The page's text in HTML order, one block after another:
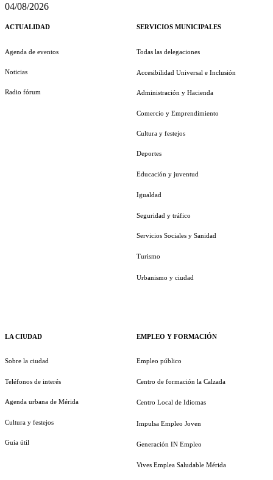
04/08/2026
ACTUALIDAD
Agenda de eventos
Noticias
Radio fórum
LA CIUDAD
Sobre la ciudad
Teléfonos de interés
Agenda urbana de Mérida
Cultura y festejos
Guía útil
SERVICIOS MUNICIPALES
Todas las delegaciones
Accesibilidad Universal e Inclusión
Administración y Hacienda
Comercio y Emprendimiento
Cultura y festejos
Deportes
Educación y juventud
Igualdad
Seguridad y tráfico
Servicios Sociales y Sanidad
Turismo
Urbanismo y ciudad
EMPLEO Y FORMACIÓN
Empleo público
Centro de formación la Calzada
Centro Local de Idiomas
Impulsa Empleo Joven
Generación IN Empleo
Vives Emplea Saludable Mérida